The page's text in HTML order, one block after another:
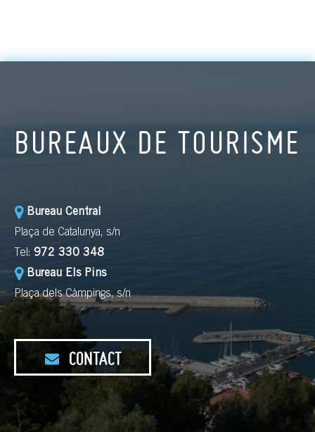
BUREAUX DE TOURISME
Bureau Central
Plaça de Catalunya, s/n
Tel: 972 330 348
Bureau Els Pins
Plaça dels Càmpings, s/n
CONTACT